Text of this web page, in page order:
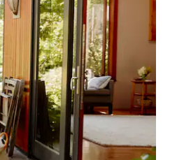
en appuyant dessus et en les